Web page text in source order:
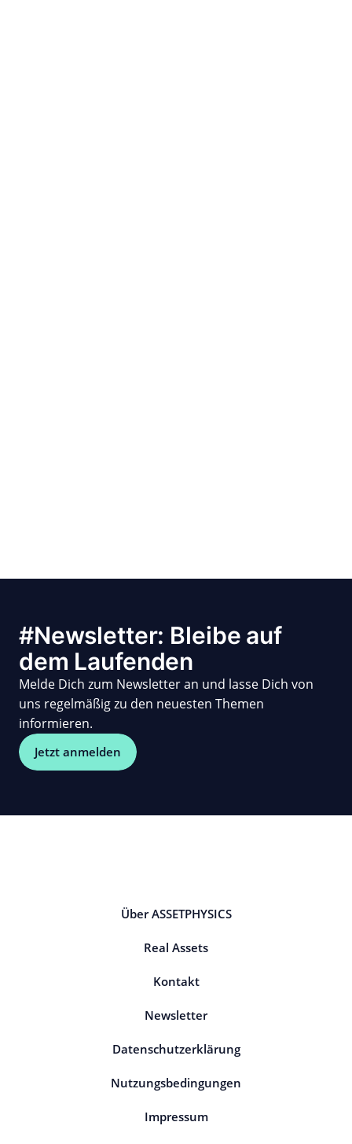
#Newsletter: Bleibe auf
dem Laufenden
Melde Dich zum Newsletter an und lasse Dich von
uns regelmäßig zu den neuesten Themen
informieren.
Jetzt anmelden
Über ASSETPHYSICS
Real Assets
Kontakt
Newsletter
Datenschutzerklärung
Nutzungsbedingungen
Impressum